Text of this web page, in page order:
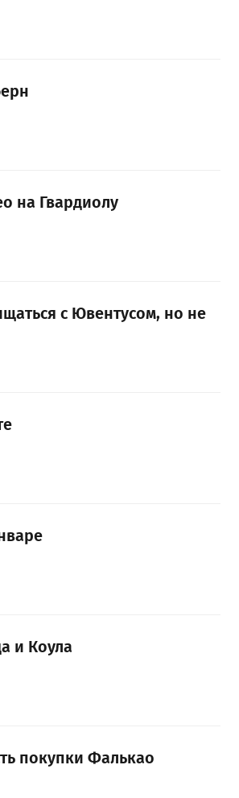
на Гвардиолу
с Ювентусом, но не
и Коула
покупки Фалькао